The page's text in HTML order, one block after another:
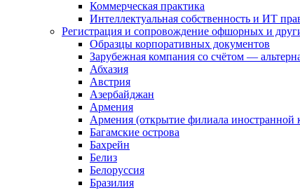
Коммерческая практика
Интеллектуальная собственность и ИТ
Регистрация и сопровождение офшорных и
Образцы корпоративных документов
Зарубежная компания со счётом —
Абхазия
Австрия
Азербайджан
Армения
Армения (открытие филиала иностранной
Багамские острова
Бахрейн
Белиз
Белоруссия
Бразилия